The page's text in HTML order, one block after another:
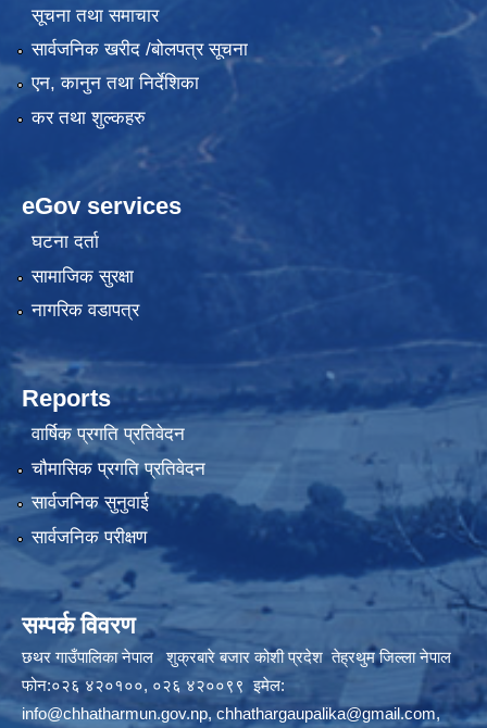
सूचना तथा समाचार
सार्वजनिक खरीद /बोलपत्र सूचना
एन, कानुन तथा निर्देशिका
कर तथा शुल्कहरु
eGov services
घटना दर्ता
सामाजिक सुरक्षा
नागरिक वडापत्र
Reports
वार्षिक प्रगति प्रतिवेदन
चौमासिक प्रगति प्रतिवेदन
सार्वजनिक सुनुवाई
सार्वजनिक परीक्षण
सम्पर्क विवरण
छथर गाउँपालिका नेपाल शुक्रबारे बजार कोशी प्रदेश तेह्रथुम जिल्ला नेपाल
फोन:०२६ ४२०१००, ०२६ ४२००९९ इमेल:
info@chhatharmun.gov.np, chhathargaupalika@gmail.com,